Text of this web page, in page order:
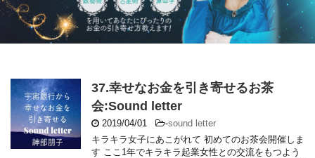
37.幸せなお金を引き寄せるお茶
会:Sound letter
2019/04/01 -sound letter
キラキラ女子にあこがれて 初めてのお茶会開催しま
す ここ1年でキラキラ起業女性との交流をもつよう